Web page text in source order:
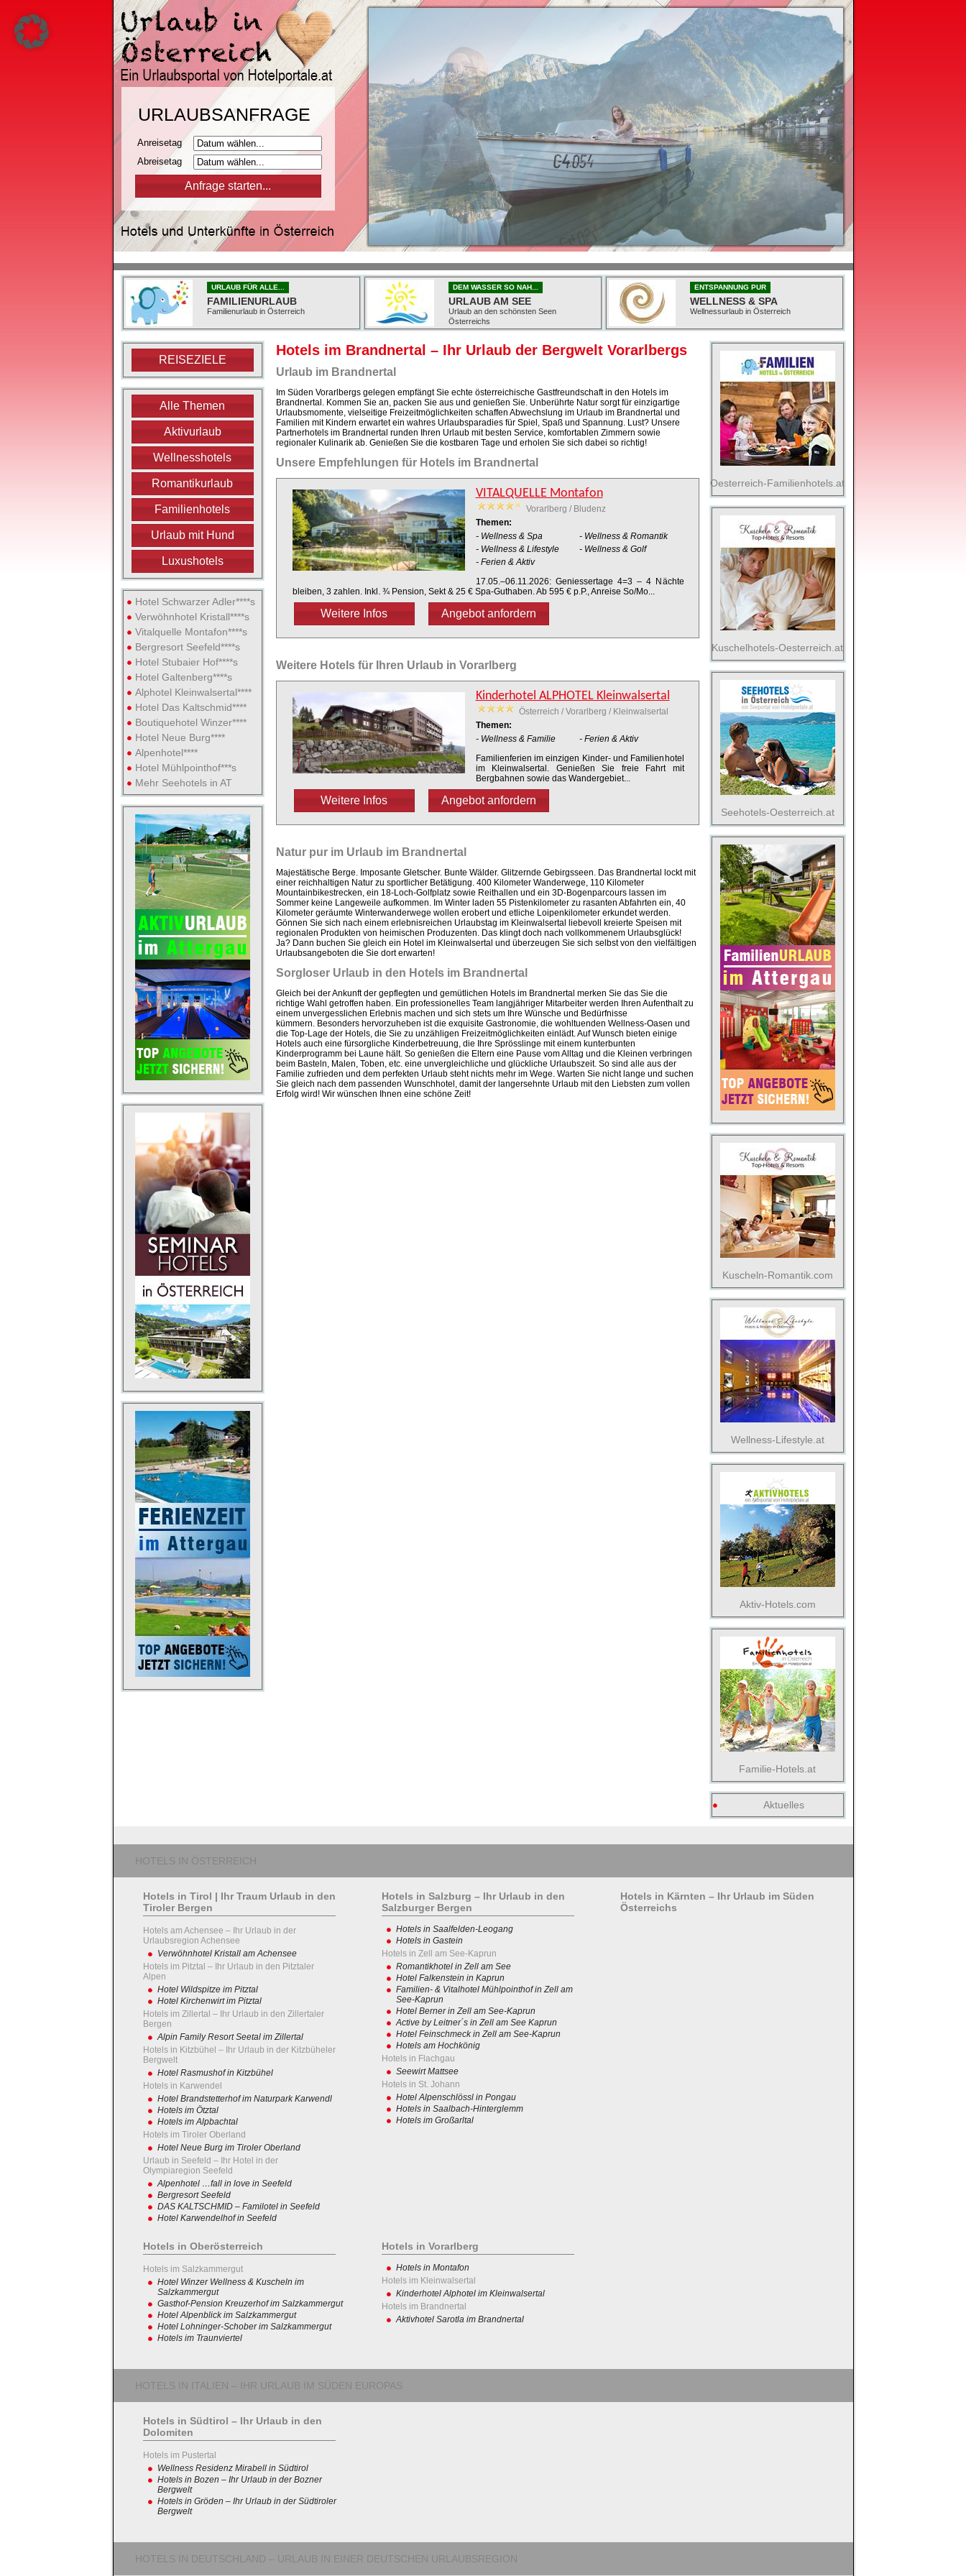
URLAUBSANFRAGE
Anreisetag
Abreisetag
URLAUB FÜR ALLE...
FAMILIENURLAUB
Familienurlaub in Österreich
DEM WASSER SO NAH...
URLAUB AM SEE
Urlaub an den schönsten Seen
Österreichs
ENTSPANNUNG PUR
WELLNESS & SPA
Wellnessurlaub in Österreich
REISEZIELE
Alle Themen
Aktivurlaub
Wellnesshotels
Romantikurlaub
Familienhotels
Urlaub mit Hund
Luxushotels
Hotel Schwarzer Adler****s
Verwöhnhotel Kristall****s
Vitalquelle Montafon****s
Bergresort Seefeld****s
Hotel Stubaier Hof****s
Hotel Galtenberg****s
Alphotel Kleinwalsertal****
Hotel Das Kaltschmid****
Boutiquehotel Winzer****
Hotel Neue Burg****
Alpenhotel****
Hotel Mühlpointhof***s
Mehr Seehotels in AT
Hotels im Brandnertal – Ihr Urlaub der Bergwelt Vorarlbergs
Urlaub im Brandnertal
Im Süden Vorarlbergs gelegen empfängt Sie echte österreichische Gastfreundschaft in den Hotels im
Brandnertal. Kommen Sie an, packen Sie aus und genießen Sie. Unberührte Natur sorgt für einzigartige
Urlaubsmomente, vielseitige Freizeitmöglichkeiten schaffen Abwechslung im Urlaub im Brandnertal und
Familien mit Kindern erwartet ein wahres Urlaubsparadies für Spiel, Spaß und Spannung. Lust? Unsere
Partnerhotels im Brandnertal runden Ihren Urlaub mit besten Service, komfortablen Zimmern sowie
regionaler Kulinarik ab. Genießen Sie die kostbaren Tage und erholen Sie sich dabei so richtig!
Unsere Empfehlungen für Hotels im Brandnertal
VITALQUELLE Montafon
Vorarlberg / Bludenz
Themen:
- Wellness & Spa
- Wellness & Romantik
- Wellness & Lifestyle
- Wellness & Golf
- Ferien & Aktiv
17.05.–06.11.2026: Geniessertage 4=3 – 4 Nächte
bleiben, 3 zahlen. Inkl. ¾ Pension, Sekt & 25 € Spa-Guthaben. Ab 595 € p.P., Anreise So/Mo...
Weitere Infos Angebot anfordern
Weitere Hotels für Ihren Urlaub in Vorarlberg
Kinderhotel ALPHOTEL Kleinwalsertal
Österreich / Vorarlberg / Kleinwalsertal
Themen:
- Wellness & Familie
- Ferien & Aktiv
Familienferien im einzigen Kinder- und Familienhotel
im Kleinwalsertal. Genießen Sie freie Fahrt mit
Bergbahnen sowie das Wandergebiet...
Weitere Infos Angebot anfordern
Natur pur im Urlaub im Brandnertal
Majestätische Berge. Imposante Gletscher. Bunte Wälder. Glitzernde Gebirgsseen. Das Brandnertal lockt mit
einer reichhaltigen Natur zu sportlicher Betätigung. 400 Kilometer Wanderwege, 110 Kilometer
Mountainbikestrecken, ein 18-Loch-Golfplatz sowie Reithallen und ein 3D-Bogenparcours lassen im
Sommer keine Langeweile aufkommen. Im Winter laden 55 Pistenkilometer zu rasanten Abfahrten ein, 40
Kilometer geräumte Winterwanderwege wollen erobert und etliche Loipenkilometer erkundet werden.
Gönnen Sie sich nach einem erlebnisreichen Urlaubstag im Kleinwalsertal liebevoll kreierte Speisen mit
regionalen Produkten von heimischen Produzenten. Das klingt doch nach vollkommenem Urlaubsglück!
Ja? Dann buchen Sie gleich ein Hotel im Kleinwalsertal und überzeugen Sie sich selbst von den vielfältigen
Urlaubsangeboten die Sie dort erwarten!
Sorgloser Urlaub in den Hotels im Brandnertal
Gleich bei der Ankunft der gepflegten und gemütlichen Hotels im Brandnertal merken Sie das Sie die
richtige Wahl getroffen haben. Ein professionelles Team langjähriger Mitarbeiter werden Ihren Aufenthalt zu
einem unvergesslichen Erlebnis machen und sich stets um Ihre Wünsche und Bedürfnisse
kümmern. Besonders hervorzuheben ist die exquisite Gastronomie, die wohltuenden Wellness-Oasen und
die Top-Lage der Hotels, die Sie zu unzähligen Freizeitmöglichkeiten einlädt. Auf Wunsch bieten einige
Hotels auch eine fürsorgliche Kinderbetreuung, die Ihre Sprösslinge mit einem kunterbunten
Kinderprogramm bei Laune hält. So genießen die Eltern eine Pause vom Alltag und die Kleinen verbringen
beim Basteln, Malen, Toben, etc. eine unvergleichliche und glückliche Urlaubszeit. So sind alle aus der
Familie zufrieden und dem perfekten Urlaub steht nichts mehr im Wege. Warten Sie nicht lange und suchen
Sie gleich nach dem passenden Wunschhotel, damit der langersehnte Urlaub mit den Liebsten zum vollen
Erfolg wird! Wir wünschen Ihnen eine schöne Zeit!
Oesterreich-Familienhotels.at
Kuschelhotels-Oesterreich.at
Seehotels-Oesterreich.at
Kuscheln-Romantik.com
Wellness-Lifestyle.at
Aktiv-Hotels.com
Familie-Hotels.at
Aktuelles
HOTELS IN ÖSTERREICH
Hotels in Tirol | Ihr Traum Urlaub in den
Tiroler Bergen
Hotels am Achensee – Ihr Urlaub in der
Urlaubsregion Achensee
Verwöhnhotel Kristall am Achensee
Hotels im Pitztal – Ihr Urlaub in den Pitztaler
Alpen
Hotel Wildspitze im Pitztal
Hotel Kirchenwirt im Pitztal
Hotels im Zillertal – Ihr Urlaub in den Zillertaler
Bergen
Alpin Family Resort Seetal im Zillertal
Hotels in Kitzbühel – Ihr Urlaub in der Kitzbüheler
Bergwelt
Hotel Rasmushof in Kitzbühel
Hotels in Karwendel
Hotel Brandstetterhof im Naturpark Karwendl
Hotels im Ötztal
Hotels im Alpbachtal
Hotels im Tiroler Oberland
Hotel Neue Burg im Tiroler Oberland
Urlaub in Seefeld – Ihr Hotel in der
Olympiaregion Seefeld
Alpenhotel …fall in love in Seefeld
Bergresort Seefeld
DAS KALTSCHMID – Familotel in Seefeld
Hotel Karwendelhof in Seefeld
Hotels in Salzburg – Ihr Urlaub in den
Salzburger Bergen
Hotels in Saalfelden-Leogang
Hotels in Gastein
Hotels in Zell am See-Kaprun
Romantikhotel in Zell am See
Hotel Falkenstein in Kaprun
Familien- & Vitalhotel Mühlpointhof in Zell am
See-Kaprun
Hotel Berner in Zell am See-Kaprun
Active by Leitner´s in Zell am See Kaprun
Hotel Feinschmeck in Zell am See-Kaprun
Hotels am Hochkönig
Hotels in Flachgau
Seewirt Mattsee
Hotels in St. Johann
Hotel Alpenschlössl in Pongau
Hotels in Saalbach-Hinterglemm
Hotels im Großarltal
Hotels in Kärnten – Ihr Urlaub im Süden
Österreichs
Hotels in Oberösterreich
Hotels im Salzkammergut
Hotel Winzer Wellness & Kuscheln im
Salzkammergut
Gasthof-Pension Kreuzerhof im Salzkammergut
Hotel Alpenblick im Salzkammergut
Hotel Lohninger-Schober im Salzkammergut
Hotels im Traunviertel
Hotels in Vorarlberg
Hotels in Montafon
Hotels im Kleinwalsertal
Kinderhotel Alphotel im Kleinwalsertal
Hotels im Brandnertal
Aktivhotel Sarotla im Brandnertal
HOTELS IN ITALIEN – IHR URLAUB IM SÜDEN EUROPAS
Hotels in Südtirol – Ihr Urlaub in den
Dolomiten
Hotels im Pustertal
Wellness Residenz Mirabell in Südtirol
Hotels in Bozen – Ihr Urlaub in der Bozner
Bergwelt
Hotels in Gröden – Ihr Urlaub in der Südtiroler
Bergwelt
HOTELS IN DEUTSCHLAND – URLAUB IN EINER DEUTSCHEN URLAUBSREGION